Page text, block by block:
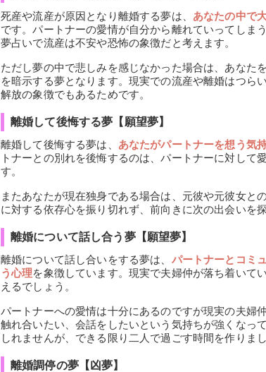
死産や流産が原因となり離婚する夢は、 あなたの中で
です。パートナーの愛情が自分から離れていってしま
夢占いで流産は不安や恐怖の象徴だと考えます。
ただし夢の中で悲しみを感じなかった場合は、あなた
を暗示する夢となります。現実での流産や離婚はつら
解放の象徴でもあるためです。
離婚して後悔する夢【願望夢】
離婚して後悔する夢は、 あなたがパートナーを想う気
トナーとの別れを後悔するのは、パートナーに対して
す。
またあなたが現在独身である場合は、元彼や元彼女と
に対する依存心を振り切れず、前向きに次の出会いを
離婚について話し合う夢【願望夢】
離婚について話し合いをする夢は、 パートナーとコミ
う心理を象徴しています。現実で夫婦仲が落ち着いて
えるでしょう。
パートナーへの愛情は十分にあるのですが現実の夫婦
触れ合いたい、会話をしたいという気持ちが強くなっ
しれませんが、できる限り二人で過ごす時間を作りまし
離婚調停の夢【凶夢】